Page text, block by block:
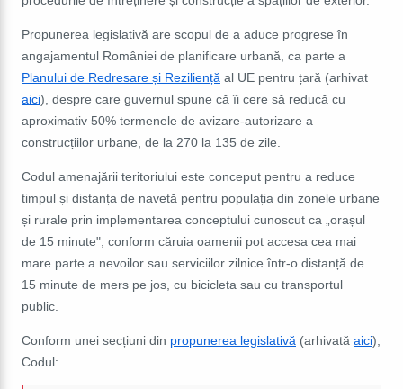
Propunerea legislativă are scopul de a aduce progrese în
angajamentul României de planificare urbană, ca parte a
Planului de Redresare și Reziliență al UE pentru țară (arhivat
aici), despre care guvernul spune că îi cere să reducă cu
aproximativ 50% termenele de avizare-autorizare a
construcțiilor urbane, de la 270 la 135 de zile.
Codul amenajării teritoriului este conceput pentru a reduce
timpul și distanța de navetă pentru populația din zonele urbane
și rurale prin implementarea conceptului cunoscut ca „orașul
de 15 minute", conform căruia oamenii pot accesa cea mai
mare parte a nevoilor sau serviciilor zilnice într-o distanță de
15 minute de mers pe jos, cu bicicleta sau cu transportul
public.
Conform unei secțiuni din propunerea legislativă (arhivată aici),
Codul: